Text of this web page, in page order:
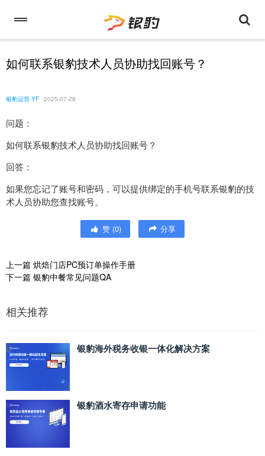
如何联系银豹技术人员协助找回账号？
银豹运营-YF 2025-07-28
问题：
如何联系银豹技术人员协助找回账号？
回答：
如果您忘记了账号和密码，可以提供绑定的手机号联系银豹的技
术人员协助您查找账号。
赞 (0) 分享
上一篇 烘焙门店PC预订单操作手册
下一篇 银豹中餐常见问题QA
相关推荐
银豹海外税务收银一体化解决方案
银豹酒水寄存申请功能